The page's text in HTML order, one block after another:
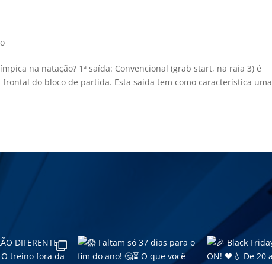
na natação? 1ª saída: Convencional (grab start, na raia 3) é
do bloco de partida. Esta saída tem como característica uma